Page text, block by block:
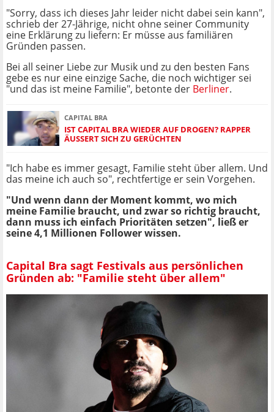
"Sorry, dass ich dieses Jahr leider nicht dabei sein kann",
schrieb der 27-Jährige, nicht ohne seiner Community
eine Erklärung zu liefern: Er müsse aus familiären
Gründen passen.
Bei all seiner Liebe zur Musik und zu den besten Fans
gebe es nur eine einzige Sache, die noch wichtiger sei
"und das ist meine Familie", betonte der Berliner.
CAPITAL BRA
IST CAPITAL BRA WIEDER AUF DROGEN? RAPPER
ÄUSSERT SICH ZU GERÜCHTEN
"Ich habe es immer gesagt, Familie steht über allem. Und
das meine ich auch so", rechtfertige er sein Vorgehen.
"Und wenn dann der Moment kommt, wo mich
meine Familie braucht, und zwar so richtig braucht,
dann muss ich einfach Prioritäten setzen", ließ er
seine 4,1 Millionen Follower wissen.
Capital Bra sagt Festivals aus persönlichen
Gründen ab: "Familie steht über allem"